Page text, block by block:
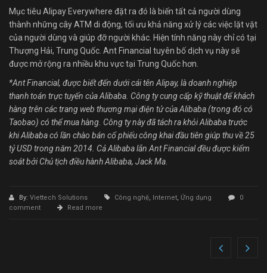
Mục tiêu Alipay Everywhere đặt ra đó là biến tất cả người dùng
thành những cây ATM di động, tối ưu khả năng xử lý các việc lặt vặt
của người dùng và giúp đỡ người khác. Hiện tính năng này chỉ có tại
Thượng Hải, Trung Quốc. Ant Financial tuyên bố dịch vụ này sẽ
được mở rộng ra nhiều khu vực tại Trung Quốc hơn.
*Ant Financial, được biết đến dưới cái tên Alipay, là doanh nghiệp
thanh toán trực tuyến của Alibaba. Công ty cung cấp kỹ thuật để khách
hàng trên các trang web thương mại điện tử của Alibaba (trong đó có
Taobao) có thể mua hàng. Công ty này đã tách ra khỏi Alibaba trước
khi Alibaba có lần chào bán cổ phiếu công khai đầu tiên giúp thu về 25
tỷ USD trong năm 2014. Cả Alibaba lẫn Ant Financial đều được kiểm
soát bởi Chủ tịch điều hành Alibaba, Jack Ma
By: Viettech Solutions Công nghệ, Internet, Ứng dụng
0
comment
Read more